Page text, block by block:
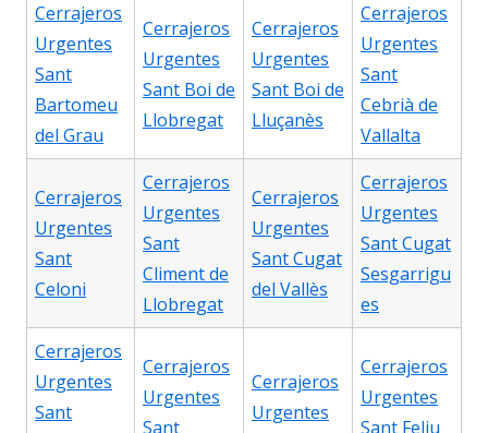
Cerrajeros
Urgentes
Sant
Bartomeu
del Grau
Cerrajeros
Urgentes
Sant Boi de
Llobregat
Cerrajeros
Urgentes
Sant Boi de
Lluçanès
Cerrajeros
Urgentes
Sant
Cebrià de
Vallalta
Cerrajeros
Urgentes
Sant
Celoni
Cerrajeros
Urgentes
Sant
Climent de
Llobregat
Cerrajeros
Urgentes
Sant Cugat
del Vallès
Cerrajeros
Urgentes
Sant Cugat
Sesgarrigu
es
Cerrajeros
Urgentes
Sant
Cerrajeros
Urgentes
Sant
Cerrajeros
Urgentes
Cerrajeros
Urgentes
Sant Feliu